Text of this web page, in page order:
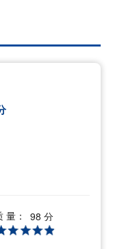
量： 98 分